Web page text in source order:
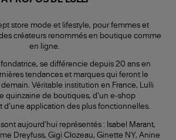
store mode et lifestyle, pour femmes et
créateurs renommés en boutique comme
en ligne.
se différencie depuis 20 ans en
tendances et marques qui feront le
Véritable institution en France, Lulli
quinzaine de boutiques, d’un e-shop
d’une application des plus fonctionnelles.
aujourd’hui représentés : Isabel Marant,
Dreyfuss, Gigi Clozeau, Ginette NY, Anine